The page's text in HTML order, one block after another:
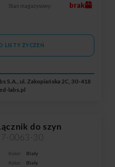
Stan magazynowy: brak
LISTY ŻYCZEŃ
S.A., ul. Zakopiańska 2C, 30-418
labs.pl
do szyn
0063-30
Kolor:
Biały
Kolor:
Biały